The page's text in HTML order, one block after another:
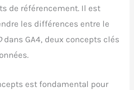
de référencement. Il est
les différences entre le
dans GA4, deux concepts clés
est fondamental pour